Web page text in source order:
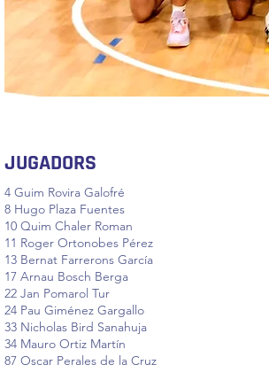
JUGADORS
4 Guim Rovira Galofré
8 Hugo Plaza Fuentes
10 Quim Chaler Roman
11 Roger Ortonobes Pérez
13 Bernat Farrerons García
17 Arnau Bosch Berga
22 Jan Pomarol Tur
24 Pau Giménez Gargallo
33 Nicholas Bird Sanahuja
34 Mauro Ortiz Martín
87 Oscar Perales de la Cruz